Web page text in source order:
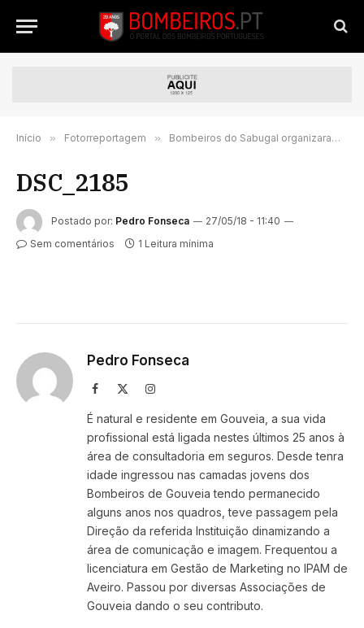
Início » Fotorreportagem » Bombeiros do Sabugal organizaram o 1º SAR + K9 DAY | FOTORREPORTAGEM
DSC_2185
Postado por: Pedro Fonseca
27/05/18 - 11:40
Sem comentários
1 Leitura mínima
Pedro Fonseca
Facebook Instagram
É natural e residente em Gouveia, a sua vida
profissional está ligada nestes últimos 25 anos à
área de consultadoria em seguros. Desde tenra
idade ingressou nas camadas jovens dos
Bombeiros de Gouveia tendo permanecido
alguns anos nos quadros, teve passagem pela
Direção da referida Instituição dinamizando a
área de comunicação e imagem. Frequentou a
licenciatura em Gestão de Marketing no IPAM de
Aveiro. Passou por diversas Associações de
Gouveia dando o seu contributo.